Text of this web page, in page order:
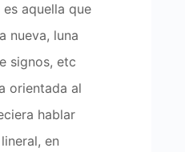
aquella que
nueva, luna
signos, etc
orientada al
hablar
en